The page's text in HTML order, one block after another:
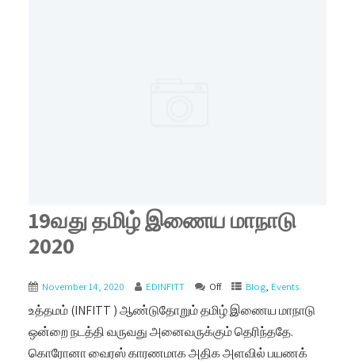
19வது தமிழ் இணைய மாநாடு
2020
November 14, 2020 EDINFITT Off Blog, Events
உத்தமம் (INFITT ) ஆண்டுதோறும் தமிழ் இணைய மாநாடு
ஒன்றை நடத்தி வருவது அனைவருக்கும் தெரிந்ததே.
கொரோனா வைரஸ் காரணமாக அதிக அளவில் பயணக்